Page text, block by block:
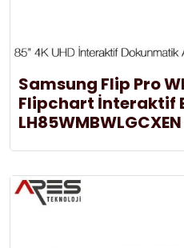
Samsung Flip Pro
Flipchart İnteraktif
LH85WMBWLGCXEN